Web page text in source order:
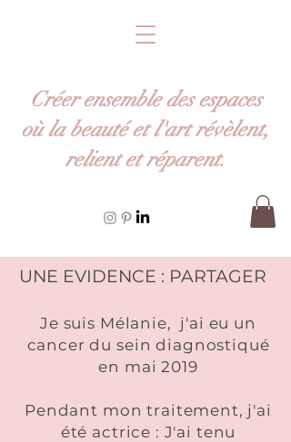
Créer ensemble des espaces
où la beauté et l'artrévèlent,
relient etréparent.
UNE EVIDENCE : PARTAGER
Je suis Mélanie, j'ai eu un
cancer du seindiagnostiqué
en mai 2019
Pendant mon traitement, j'ai
été actrice : J'ai tenu